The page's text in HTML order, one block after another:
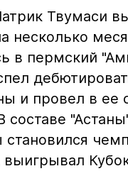
Твумаси
несколько
в пермский
и провел в ее
составе
выигрывал